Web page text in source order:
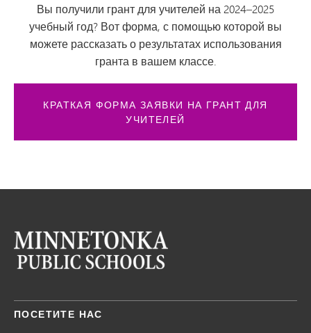
Вы получили грант для учителей на 2024–2025
учебный год? Вот форма, с помощью которой вы
можете рассказать о результатах использования
гранта в вашем классе.
КРАТКАЯ ФОРМА ЗАЯВКИ НА ГРАНТ ДЛЯ
УЧИТЕЛЕЙ
ПОСЕТИТЕ НАС